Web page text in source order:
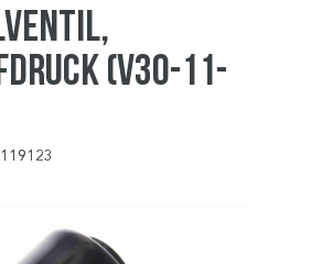
(V30-11-